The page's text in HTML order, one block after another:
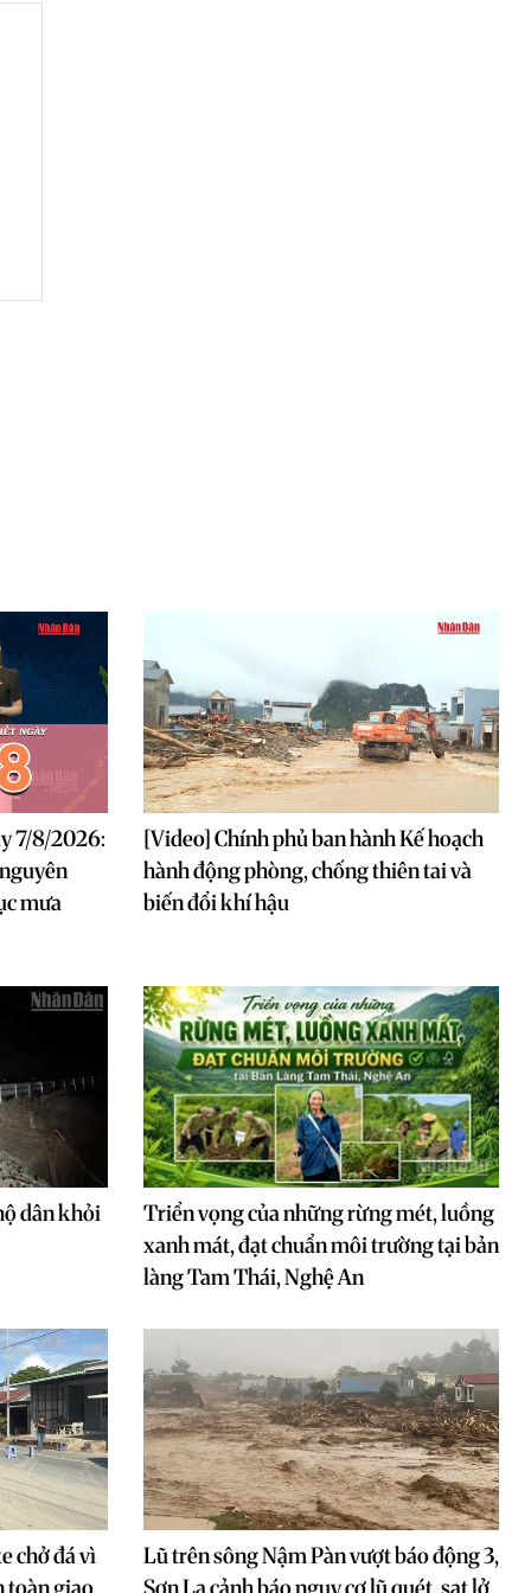
7/8/2026:
mưa
[Video] Chính phủ ban hành Kế hoạch
hành động phòng, chống thiên tai và
biến đổi khí hậu
dân khỏi
Triển vọng của những rừng mét, luồng
xanh mát, đạt chuẩn môi trường tại bản
làng Tam Thái, Nghệ An
chở đá vì
Lũ trên sông Nậm Pàn vượt báo động 3,